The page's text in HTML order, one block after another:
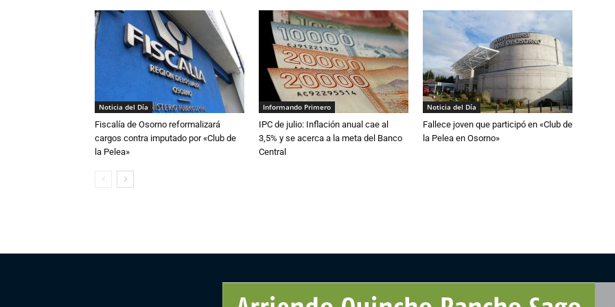
Noticia del Día
Fiscalía de Osorno reformalizará
cargos contra imputado por «Club de
la Pelea»
Informando Primero
IPC de julio: Inflación anual cae al
3,5% y se acerca a la meta del Banco
Central
Noticia del Día
Fallece joven que participó en «Club de
la Pelea en Osorno»